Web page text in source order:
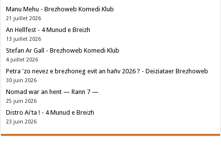
Manu Mehu - Brezhoweb Komedi Klub
21 juillet 2026
An Hellfest - 4 Munud e Breizh
13 juillet 2026
Stefan Ar Gall - Brezhoweb Komedi Klub
4 juillet 2026
Petra 'zo nevez e brezhoneg evit an hañv 2026 ? - Deiziataer Brezhoweb
30 juin 2026
Nomad war an hent — Rann 7 —
25 juin 2026
Distro Ai'ta ! - 4 Munud e Breizh
23 juin 2026